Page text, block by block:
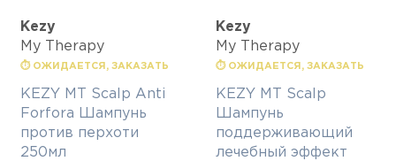
Kezy
My Therapy
⏱ ОЖИДАЕТСЯ, ЗАКАЗАТЬ
KEZY MT Scalp Anti
Forfora Шампунь
против перхоти
250мл
Kezy
My Therapy
⏱ ОЖИДАЕТСЯ, ЗАКАЗАТЬ
KEZY MT Scalp
Шампунь
поддерживающий
лечебный эффект